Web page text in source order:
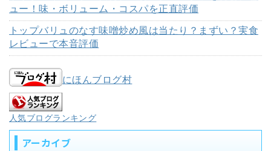
ュー！味・ボリューム・コスパを正直評価
トップバリュのなす味噌炒め風は当たり？まずい？実食
レビューで本音評価
にほんブログ村
人気ブログランキング
アーカイブ